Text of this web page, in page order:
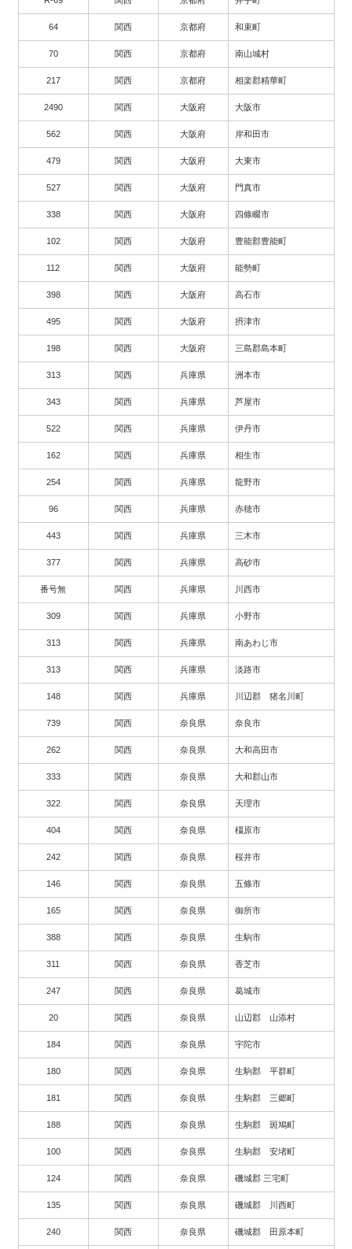
64 関西 京都府 和束町
70 関西 京都府 南山城村
217 関西 京都府 相楽郡精華町
2490 関西 大阪府 大阪市
562 関西 大阪府 岸和田市
479 関西 大阪府 大東市
527 関西 大阪府 門真市
338 関西 大阪府 四條畷市
102 関西 大阪府 豊能郡豊能町
112 関西 大阪府 能勢町
398 関西 大阪府 高石市
495 関西 大阪府 摂津市
198 関西 大阪府 三島郡島本町
313 関西 兵庫県 洲本市
343 関西 兵庫県 芦屋市
522 関西 兵庫県 伊丹市
162 関西 兵庫県 相生市
254 関西 兵庫県 龍野市
96 関西 兵庫県 赤穂市
443 関西 兵庫県 三木市
377 関西 兵庫県 高砂市
番号無 関西 兵庫県 川西市
309 関西 兵庫県 小野市
313 関西 兵庫県 南あわじ市
313 関西 兵庫県 淡路市
148 関西 兵庫県 川辺郡 猪名川町
739 関西 奈良県 奈良市
262 関西 奈良県 大和高田市
333 関西 奈良県 大和郡山市
322 関西 奈良県 天理市
404 関西 奈良県 橿原市
242 関西 奈良県 桜井市
146 関西 奈良県 五條市
165 関西 奈良県 御所市
388 関西 奈良県 生駒市
311 関西 奈良県 香芝市
247 関西 奈良県 葛城市
20 関西 奈良県 山辺郡 山添村
184 関西 奈良県 宇陀市
180 関西 奈良県 生駒郡 平群町
181 関西 奈良県 生駒郡 三郷町
188 関西 奈良県 生駒郡 斑鳩町
100 関西 奈良県 生駒郡 安堵町
124 関西 奈良県 磯城郡 三宅町
135 関西 奈良県 磯城郡 川西町
240 関西 奈良県 磯城郡 田原本町